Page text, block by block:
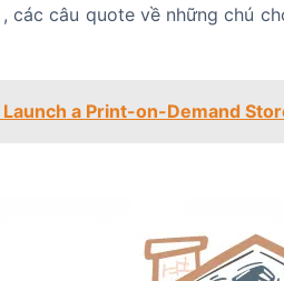
các câu quote về những chú
a Print-on-Demand